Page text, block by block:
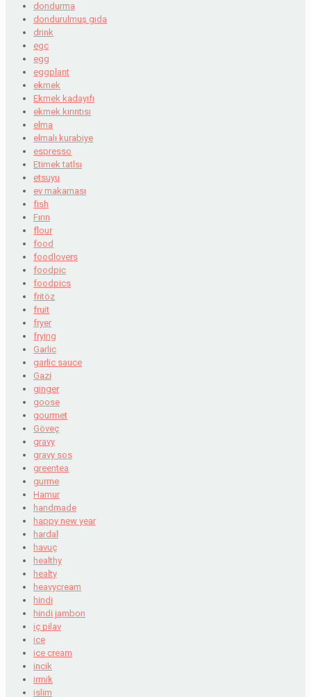
dondurma
dondurulmuş gıda
drink
egc
egg
eggplant
ekmek
Ekmek kadayıfı
ekmek kırıntısı
elma
elmalı kurabiye
espresso
Etimek tatlsı
etsuyu
ev makarnası
fish
Fırın
flour
food
foodlovers
foodpic
foodpics
fritöz
fruit
fryer
frying
Garlic
garlic sauce
Gazi
ginger
goose
gourmet
Göveç
gravy
gravy sos
greentea
gurme
Hamur
handmade
happy new year
hardal
havuç
healthy
healty
heavycream
hindi
hindi jambon
iç pilav
ice
ice cream
incik
irmik
islim